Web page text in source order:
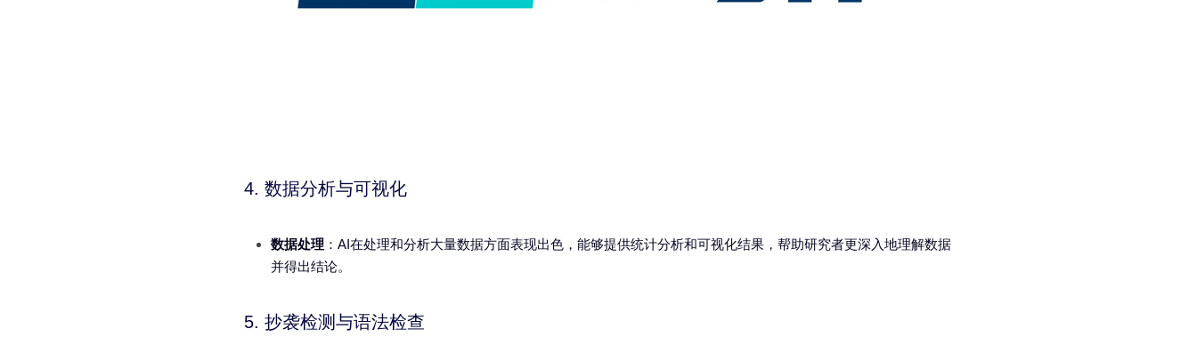
4. 数据分析与可视化
数据处理 ：AI在处理和分析大量数据方面表现出色，能够提供统计分析和可视化结果，帮助研究者更深入地理解数据
并得出结论。
5. 抄袭检测与语法检查